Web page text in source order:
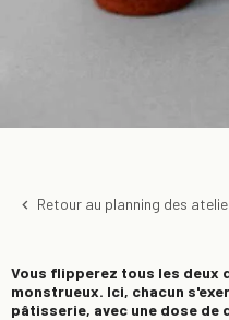
keyboard_arrow_left Retour au planning des
Vous flipperez tous les deux
monstrueux. Ici, chacun
pâtisserie, avec une dose de